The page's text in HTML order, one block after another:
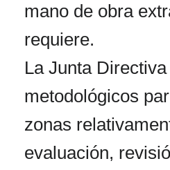
mano de obra
requiere.
La Junta
metodológicos
zonas
evaluación,